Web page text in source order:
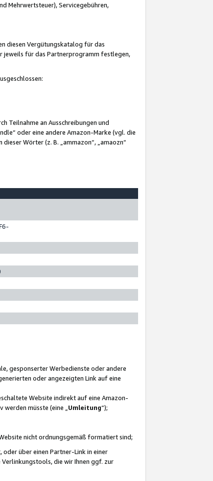
Mehrwertsteuer), Servicegebühren,
diesen Vergütungskatalog für das
jeweils für das Partnerprogramm festlegen,
Teilnahme an Ausschreibungen und
oder eine andere Amazon-Marke (vgl. die
Wörter (z. B. „ammazon“, „amaozn“
gesponserter Werbedienste oder andere
oder angezeigten Link auf eine
Website indirekt auf eine Amazon-
müsste (eine „ Umleitung“);
nicht ordnungsgemäß formatiert sind;
oder über einen Partner-Link in einer
Verlinkungstools, die wir Ihnen ggf. zur